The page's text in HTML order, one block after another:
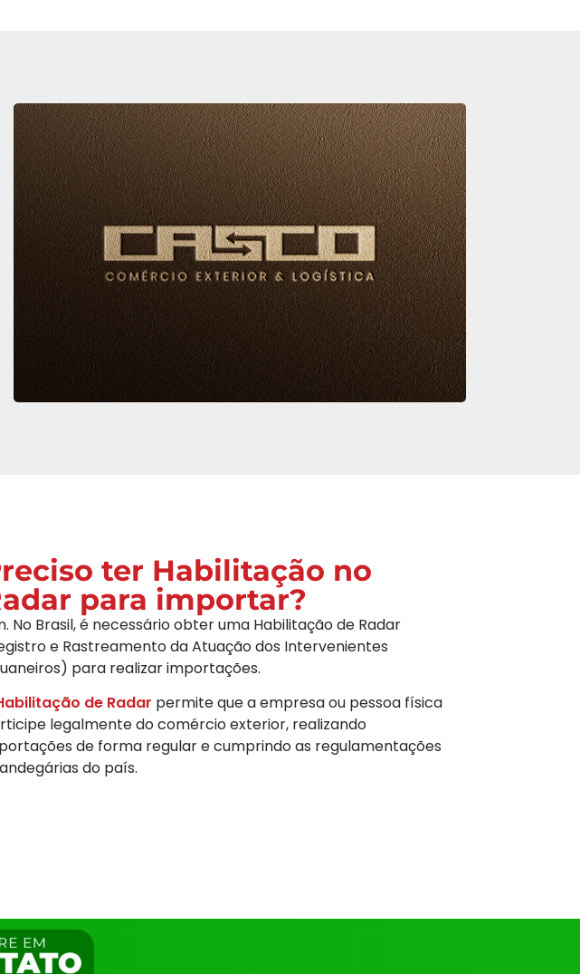
ter Habilitação no
para importar?
No Brasil, é necessário obter uma Habilitação de Radar
e Rastreamento da Atuação dos Intervenientes
para realizar importações.
de Radar permite que a empresa ou pessoa física
legalmente do comércio exterior, realizando
de forma regular e cumprindo as regulamentações
do país.